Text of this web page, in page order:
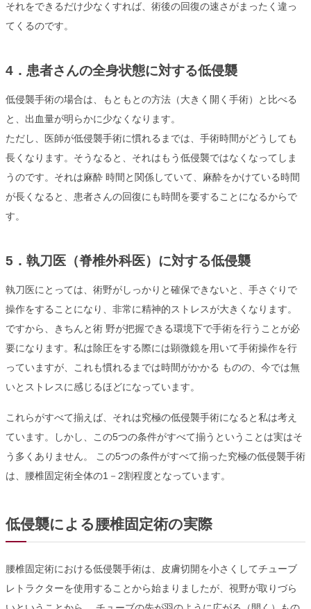
それをできるだけ少なくすれば、術後の回復の速さがまったく違っ
てくるのです。
4．患者さんの全身状態に対する低侵襲
低侵襲手術の場合は、もともとの方法（大きく開く手術）と比べる
と、出血量が明らかに少なくなります。
ただし、医師が低侵襲手術に慣れるまでは、手術時間がどうしても
長くなります。そうなると、それはもう低侵襲ではなくなってしま
うのです。それは麻酔 時間と関係していて、麻酔をかけている時間
が長くなると、患者さんの回復にも時間を要することになるからで
す。
5．執刀医（脊椎外科医）に対する低侵襲
執刀医にとっては、術野がしっかりと確保できないと、手さぐりで
操作をすることになり、非常に精神的ストレスが大きくなります。
ですから、きちんと術 野が把握できる環境下で手術を行うことが必
要になります。私は除圧をする際には顕微鏡を用いて手術操作を行
っていますが、これも慣れるまでは時間がかかる ものの、今では無
いとストレスに感じるほどになっています。
これらがすべて揃えば、それは究極の低侵襲手術になると私は考え
ています。しかし、この5つの条件がすべて揃うということは実はそ
う多くありません。 この5つの条件がすべて揃った究極の低侵襲手術
は、腰椎固定術全体の1－2割程度となっています。
低侵襲による腰椎固定術の実際
腰椎固定術における低侵襲手術は、皮膚切開を小さくしてチューブ
レトラクターを使用することから始まりましたが、視野が取りづら